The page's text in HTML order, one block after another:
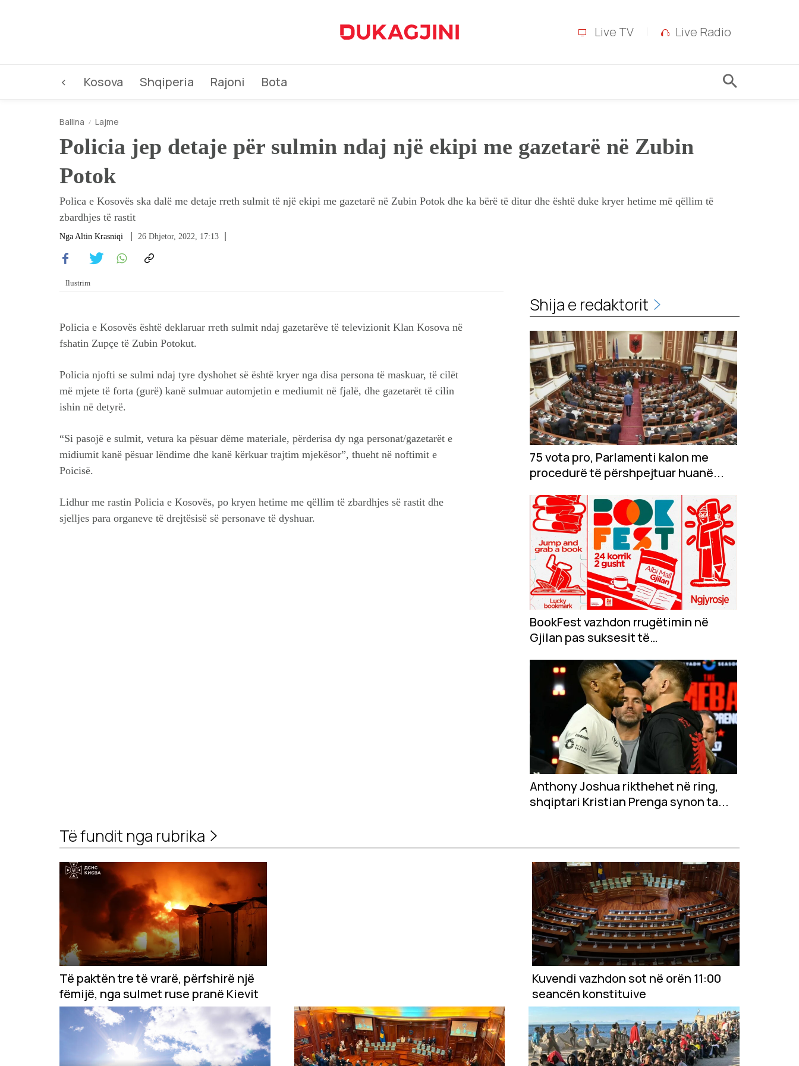
Live TV Live Radio
< Kosova Shqiperia Rajoni Bota
Ballina Lajme
Policia jep detaje për sulmin ndaj një ekipi me gazetarë në Zubin
Potok
Polica e Kosovës ska dalë me detaje rreth sulmit të një ekipi me gazetarë në Zubin Potok dhe ka bërë të ditur dhe është duke kryer hetime më qëllim të
zbardhjes të rastit
Nga Altin Krasniqi 26 Dhjetor, 2022, 17:13
Ilustrim
Policia e Kosovës është deklaruar rreth sulmit ndaj gazetarëve të televizionit Klan Kosova në
fshatin Zupçe të Zubin Potokut.
Policia njofti se sulmi ndaj tyre dyshohet së është kryer nga disa persona të maskuar, të cilët
më mjete të forta (gurë) kanë sulmuar automjetin e mediumit në fjalë, dhe gazetarët të cilin
ishin në detyrë.
“Si pasojë e sulmit, vetura ka pësuar dëme materiale, përderisa dy nga personat/gazetarët e
midiumit kanë pësuar lëndime dhe kanë kërkuar trajtim mjekësor”, thueht në noftimit e
Poicisë.
Lidhur me rastin Policia e Kosovës, po kryen hetime me qëllim të zbardhjes së rastit dhe
sjelljes para organeve të drejtësisë së personave të dyshuar.
Shija e redaktorit
75 vota pro, Parlamenti kalon me
procedurë të përshpejtuar huanë...
BookFest vazhdon rrugëtimin në
Gjilan pas suksesit të
Anthony Joshua rikthehet në ring,
shqiptari Kristian Prenga synon ta...
Të fundit nga rubrika
Të paktën tre të vrarë, përfshirë një
fëmijë, nga sulmet ruse pranë Kievit
Kuvendi vazhdon sot në orën 11:00
seancën konstituive